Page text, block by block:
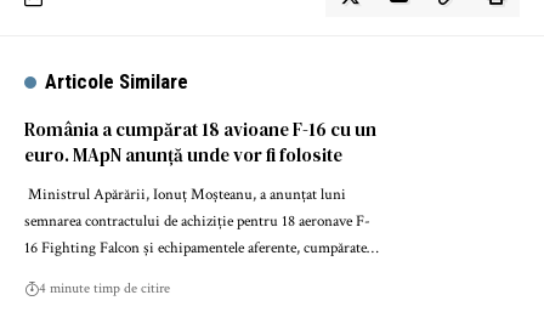
Articole Similare
România a cumpărat 18 avioane F-16 cu un
euro. MApN anunță unde vor fi folosite
Ministrul Apărării, Ionuț Moșteanu, a anunțat luni
semnarea contractului de achiziție pentru 18 aeronave F-
16 Fighting Falcon și echipamentele aferente, cumpărate…
4 minute timp de citire